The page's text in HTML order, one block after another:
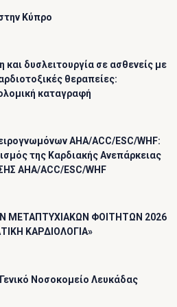
Κύπρο
δυσλειτουργία σε ασθενείς με
θεραπείες:
καταγραφή
AHA/ACC/ESC/WHF:
της Καρδιακής Ανεπάρκειας
AHA/ACC/ESC/WHF
ΜΕΤΑΠΤΥΧΙΑΚΩΝ ΦΟΙΤΗΤΩΝ 2026
ΚΑΡΔΙΟΛΟΓΙΑ»
Νοσοκομείο Λευκάδας